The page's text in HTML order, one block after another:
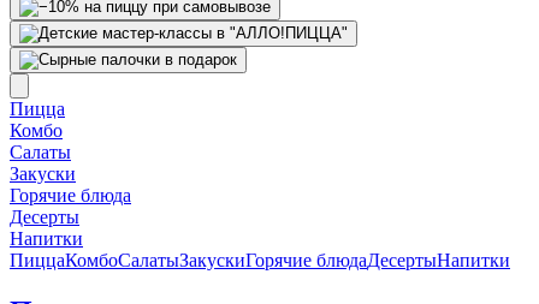
Пицца
Комбо
Салаты
Закуски
Горячие блюда
Десерты
Напитки
ПиццаКомбоСалатыЗакускиГорячие блюдаДесертыНапитки